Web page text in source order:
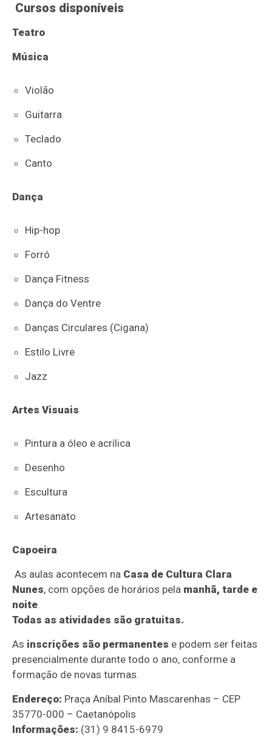
Cursos disponíveis
Teatro
Música
Violão
Guitarra
Teclado
Canto
Dança
Hip-hop
Forró
Dança Fitness
Dança do Ventre
Danças Circulares (Cigana)
Estilo Livre
Jazz
Artes Visuais
Pintura a óleo e acrílica
Desenho
Escultura
Artesanato
Capoeira
As aulas acontecem na Casa de Cultura Clara
Nunes, com opções de horários pela manhã, tarde e
noite.
Todas as atividades são gratuitas.
As inscrições são permanentes e podem ser feitas
presencialmente durante todo o ano, conforme a
formação de novas turmas.
Endereço: Praça Aníbal Pinto Mascarenhas – CEP
35770-000 – Caetanópolis
Informações: (31) 9 8415-6979